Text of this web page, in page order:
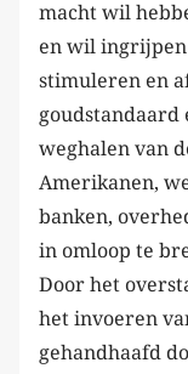
macht wil
en wil ingrijpen
stimuleren en
goudstandaard
weghalen van
Amerikanen,
banken,
in omloop te
Door het
het invoeren
gehandhaafd